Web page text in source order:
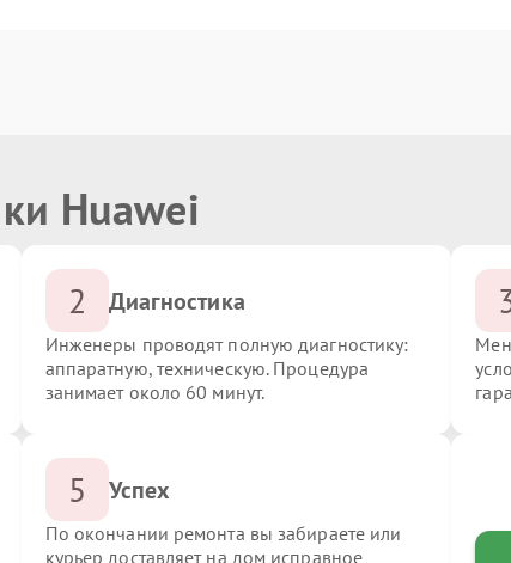
Huawei
2 Диагностика
Инженеры проводят полную диагностику:
аппаратную, техническую. Процедура
занимает около 60 минут.
5 Успех
По окончании ремонта вы забираете или
курьер доставляет на дом исправное